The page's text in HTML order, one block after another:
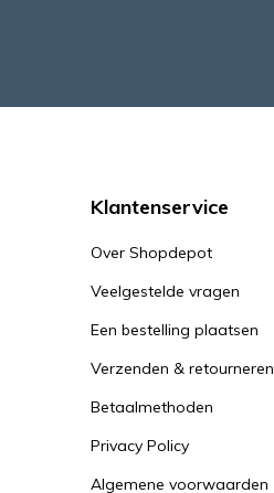
Klantenservice
Over Shopdepot
Veelgestelde vragen
Een bestelling plaatsen
Verzenden & retourneren
Betaalmethoden
Privacy Policy
Algemene voorwaarden